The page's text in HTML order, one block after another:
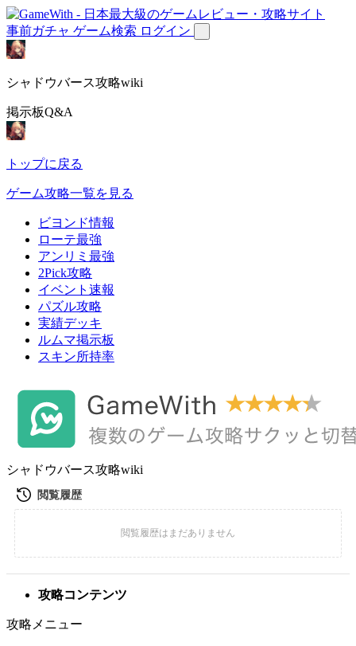
事前ガチャ ゲーム検索 ログイン
シャドウバース攻略wiki
掲示板Q&A
トップに戻る
ゲーム攻略一覧を見る
ビヨンド情報
ローテ最強
アンリミ最強
2Pick攻略
イベント速報
パズル攻略
実績デッキ
ルムマ掲示板
スキン所持率
シャドウバース攻略wiki
攻略コンテンツ
攻略メニュー